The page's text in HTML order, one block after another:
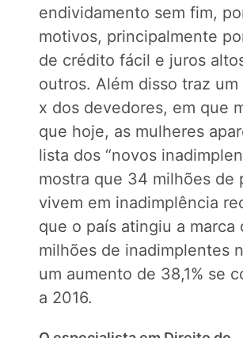
endividamento sem fim,
motivos, principalmente
de crédito fácil e juros
outros. Além disso traz um
x dos devedores, em que
que hoje, as mulheres
lista dos “novos
mostra que 34 milhões de
vivem em inadimplência
que o país atingiu a marca
milhões de inadimplentes
um aumento de 38,1% se
a 2016.